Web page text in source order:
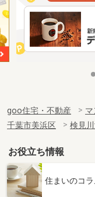
goo住宅・不動産
千葉市美浜区
検見
お役立ち情報
住まいのコラ